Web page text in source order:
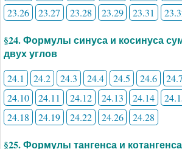
23.26
23.27 23.28 23.29 23.31
§24. Формулы синуса и косинуса
двух углов
24.1 24.2 24.3 24.4 24.5 24.6 24.7
24.10
24.11 24.12 24.13 24.14
24.18
24.19 24.22 24.26 24.28
§25. Формулы тангенса и